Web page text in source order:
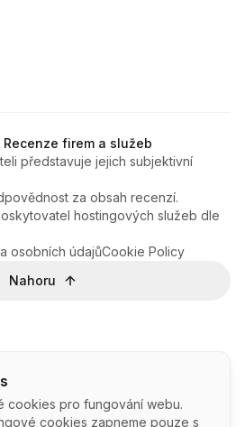
cookies pro fungování webu.
cookies zapneme pouze s
firem a služeb
představuje jejich subjektivní
za obsah recenzí.
hostingových služeb dle
osobních údajůCookie Policy
Nahoru